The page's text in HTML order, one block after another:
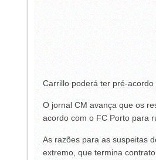
Carrillo poderá ter pré-acordo
O jornal CM avança que os
acordo com o FC Porto para
As razões para as suspeitas
extremo, que termina